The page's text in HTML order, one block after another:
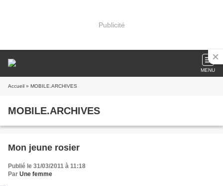
Publicité
MENU
Accueil » MOBILE.ARCHIVES
MOBILE.ARCHIVES
Mon jeune rosier
Publié le 31/03/2011 à 11:18
Par Une femme